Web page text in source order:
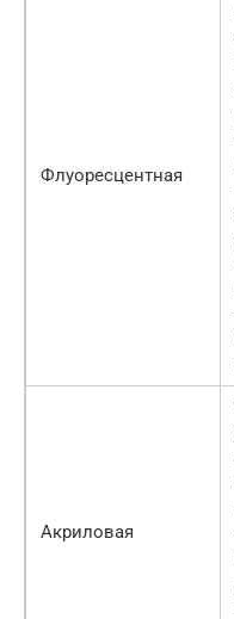
Флуоресцентная
Акриловая